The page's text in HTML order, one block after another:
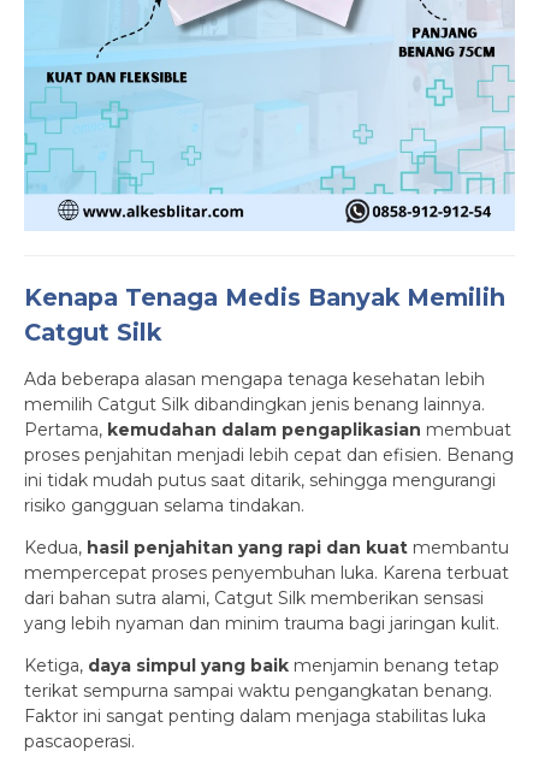
Kenapa Tenaga Medis Banyak Memilih
Catgut Silk
Ada beberapa alasan mengapa tenaga kesehatan lebih
memilih Catgut Silk dibandingkan jenis benang lainnya.
Pertama, kemudahan dalam pengaplikasian membuat
proses penjahitan menjadi lebih cepat dan efisien. Benang
ini tidak mudah putus saat ditarik, sehingga mengurangi
risiko gangguan selama tindakan.
Kedua, hasil penjahitan yang rapi dan kuat membantu
mempercepat proses penyembuhan luka. Karena terbuat
dari bahan sutra alami, Catgut Silk memberikan sensasi
yang lebih nyaman dan minim trauma bagi jaringan kulit.
Ketiga, daya simpul yang baik menjamin benang tetap
terikat sempurna sampai waktu pengangkatan benang.
Faktor ini sangat penting dalam menjaga stabilitas luka
pascaoperasi.